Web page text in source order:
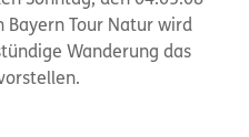
Tour Natur wird
Wanderung das